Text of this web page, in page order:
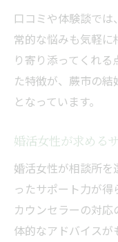
口コミや体験談で
常的な悩みも気軽
り寄り添ってくれ
た特徴が、蕨市の
となっています。
婚活女性が求める
婚活女性が相談所
ったサポート力が得
カウンセラーの対
体的なアドバイス